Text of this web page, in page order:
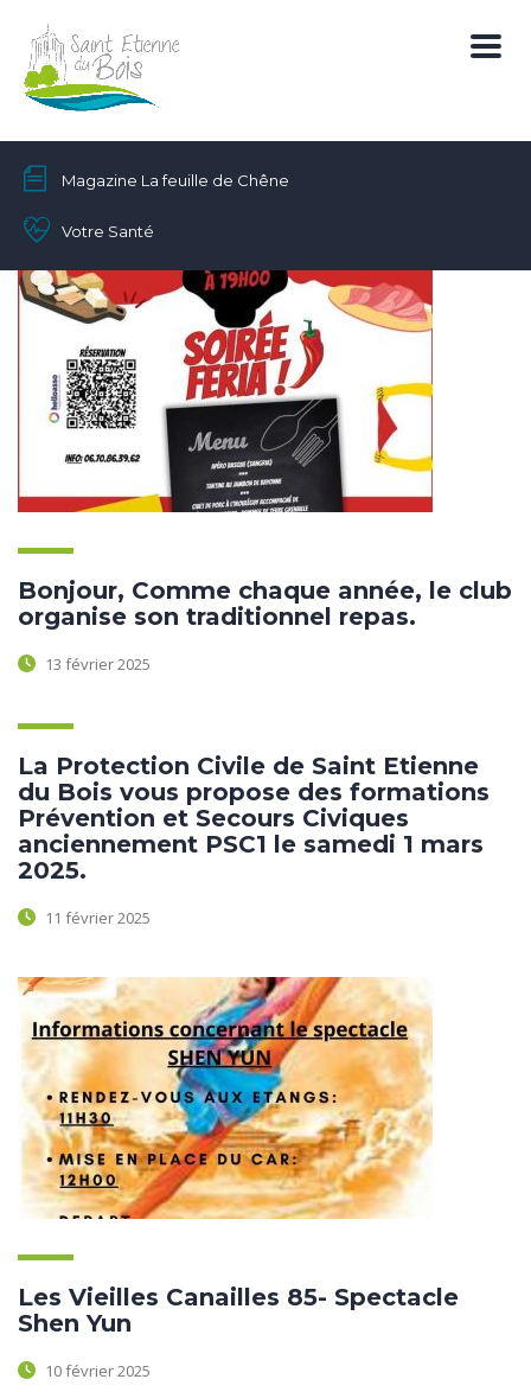
Magazine La feuille de Chêne
Votre Santé
Bonjour, Comme chaque année, le club
organise son traditionnel repas.
13 février 2025
La Protection Civile de Saint Etienne
du Bois vous propose des formations
Prévention et Secours Civiques
anciennement PSC1 le samedi 1 mars
2025.
11 février 2025
Les Vieilles Canailles 85- Spectacle
Shen Yun
10 février 2025